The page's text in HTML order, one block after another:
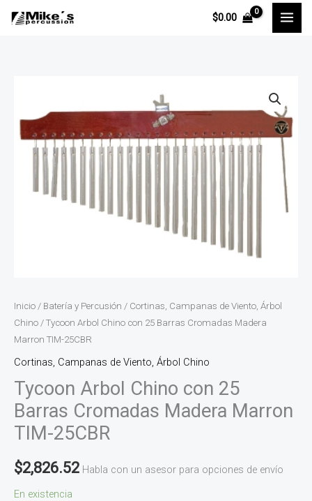
$0.00
Inicio / Batería y Percusión / Cortinas, Campanas de Viento, Árbol
Chino / Tycoon Arbol Chino con 25 Barras Cromadas Madera
Marron TIM-25CBR
Cortinas, Campanas de Viento, Árbol Chino
Tycoon Arbol Chino con 25
Barras Cromadas Madera Marron
TIM-25CBR
$2,826.52 Habla con un asesor para opciones de envío
En existencia
Chino
con
Barras
Cromadas